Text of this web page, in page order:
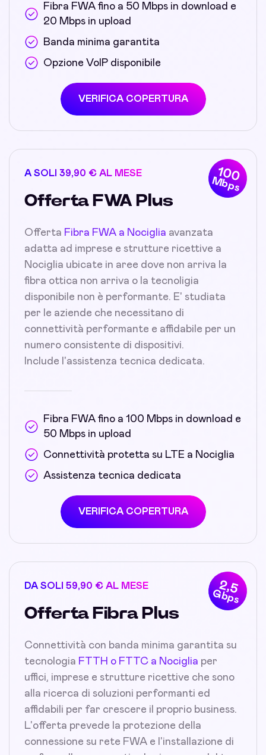
Fibra FWA fino a 50 Mbps in download e
20 Mbps in upload
Banda minima garantita
Opzione VoIP disponibile
VERIFICA COPERTURA
100
Mbps
A SOLI 39,90 € AL MESE
Offerta FWA Plus
Offerta Fibra FWA a Nociglia avanzata
adatta ad imprese e strutture ricettive a
Nociglia ubicate in aree dove non arriva la
fibra ottica non arriva o la tecnoligia
disponibile non è performante. E' studiata
per le aziende che necessitano di
connettività performante e affidabile per un
numero consistente di dispositivi.
Include l'assistenza tecnica dedicata.
Fibra FWA fino a 100 Mbps in download e
50 Mbps in upload
Connettività protetta su LTE a Nociglia
Assistenza tecnica dedicata
VERIFICA COPERTURA
2,5
Gbps
DA SOLI 59,90 € AL MESE
Offerta Fibra Plus
Connettività con banda minima garantita su
tecnologia FTTH o FTTC a Nociglia per
uffici, imprese e strutture ricettive che sono
alla ricerca di soluzioni performanti ed
affidabili per far crescere il proprio business.
L'offerta prevede la protezione della
connessione su rete FWA e l'installazione di